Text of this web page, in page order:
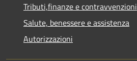
Tributi,finanze e contravvenzioni
Salute, benessere e assistenza
Autorizzazioni